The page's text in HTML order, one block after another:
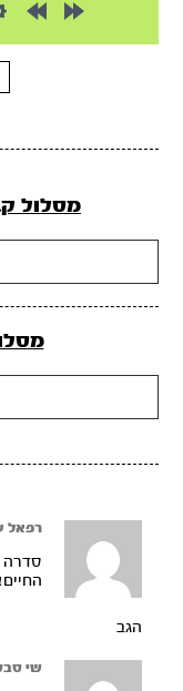
מסלול
רפאל
סדרה
הגב
שי